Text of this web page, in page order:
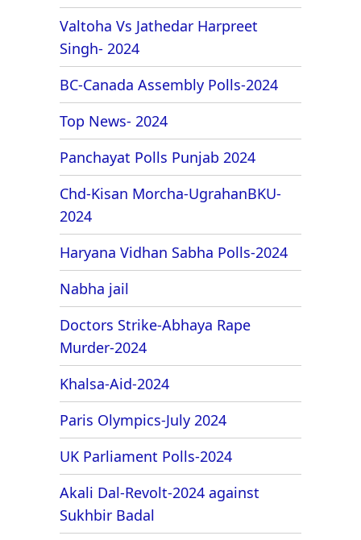
Valtoha Vs Jathedar Harpreet
Singh- 2024
BC-Canada Assembly Polls-2024
Top News- 2024
Panchayat Polls Punjab 2024
Chd-Kisan Morcha-UgrahanBKU-
2024
Haryana Vidhan Sabha Polls-2024
Nabha jail
Doctors Strike-Abhaya Rape
Murder-2024
Khalsa-Aid-2024
Paris Olympics-July 2024
UK Parliament Polls-2024
Akali Dal-Revolt-2024 against
Sukhbir Badal